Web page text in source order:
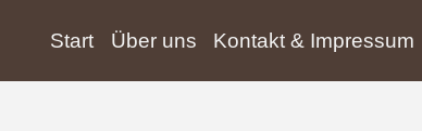
Start Über uns Kontakt & Impressum